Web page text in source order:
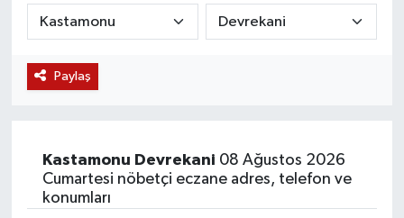
Paylaş
Kastamonu Devrekani 08 Ağustos 2026
Cumartesi nöbetçi eczane adres, telefon ve
konumları
YAŞAM
SARUHANLI
KIRKAĞAÇ
KULA
SARIGÖL
EĞİTİM
SPOR